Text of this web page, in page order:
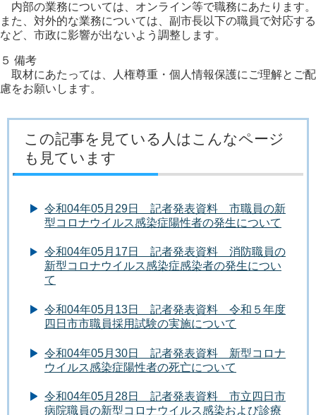
内部の業務については、オンライン等で職務にあたります。
また、対外的な業務については、副市長以下の職員で対応する
など、市政に影響が出ないよう調整します。
５ 備考
取材にあたっては、人権尊重・個人情報保護にご理解とご配
慮をお願いします。
この記事を見ている人はこんなページ
も見ています
令和04年05月29日 記者発表資料 市職員の新
型コロナウイルス感染症陽性者の発生について
令和04年05月17日 記者発表資料 消防職員の
新型コロナウイルス感染症感染者の発生につい
て
令和04年05月13日 記者発表資料 令和５年度
四日市市職員採用試験の実施について
令和04年05月30日 記者発表資料 新型コロナ
ウイルス感染症陽性者の死亡について
令和04年05月28日 記者発表資料 市立四日市
病院職員の新型コロナウイルス感染および診療